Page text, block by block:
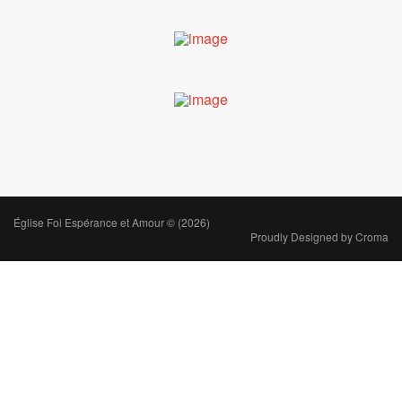
Église Foi Espérance et Amour © (2026)
Proudly Designed byCroma